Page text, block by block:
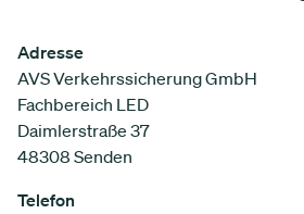
Adresse
AVS Verkehrssicherung GmbH
Fachbereich LED
Daimlerstraße 37
48308 Senden
Telefon